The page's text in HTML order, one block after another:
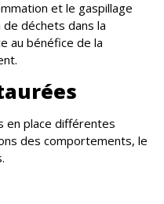
et le gaspillage
déchets dans la
au bénéfice de la
en place différentes
des comportements, le